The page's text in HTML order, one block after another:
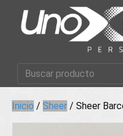
Inicio / Sheer / Sheer